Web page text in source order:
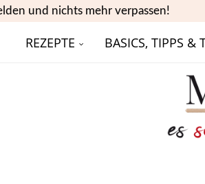
und nichts mehr verpassen!
REZEPTE BASICS, TIPPS &